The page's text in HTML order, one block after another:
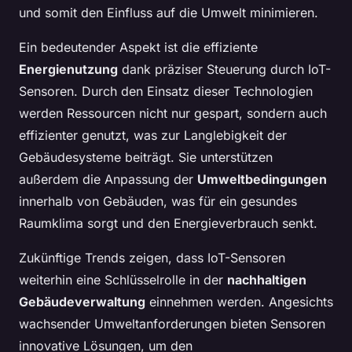
und somit den Einfluss auf die Umwelt minimieren.
Ein bedeutender Aspekt ist die effiziente
Energienutzung dank präziser Steuerung durch IoT-
Sensoren. Durch den Einsatz dieser Technologien
werden Ressourcen nicht nur gespart, sondern auch
effizienter genutzt, was zur Langlebigkeit der
Gebäudesysteme beiträgt. Sie unterstützen
außerdem die Anpassung der Umweltbedingungen
innerhalb von Gebäuden, was für ein gesundes
Raumklima sorgt und den Energieverbrauch senkt.
Zukünftige Trends zeigen, dass IoT-Sensoren
weiterhin eine Schlüsselrolle in der nachhaltigen
Gebäudeverwaltung einnehmen werden. Angesichts
wachsender Umweltanforderungen bieten Sensoren
innovative Lösungen, um den